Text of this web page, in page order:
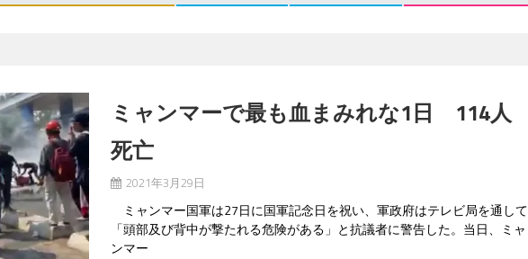
ミャンマーで最も血まみれな1日 114人
死亡
2021年3月29日
ミャンマー国軍は27日に国軍記念日を祝い、軍政府はテレビ局を通して
「頭部及び背中が撃たれる危険がある」と抗議者に警告した。当日、ミャ
ンマー